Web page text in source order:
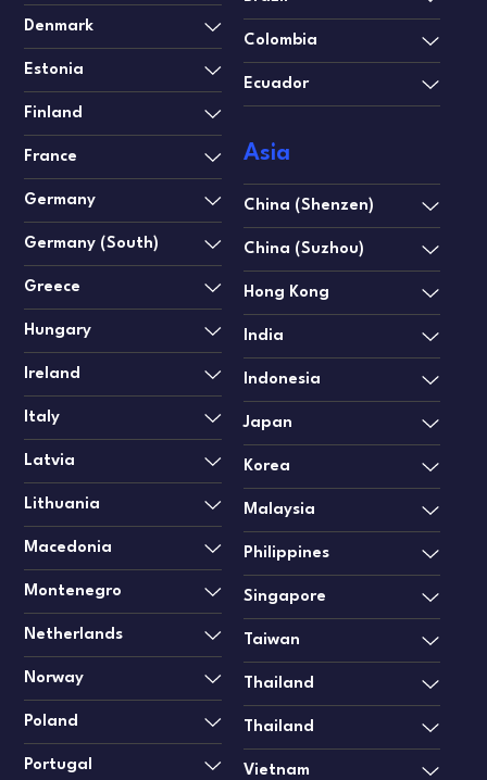
Denmark
Estonia
Finland
France
Germany
Germany (South)
Greece
Hungary
Ireland
Italy
Latvia
Lithuania
Macedonia
Montenegro
Netherlands
Norway
Poland
Portugal
Colombia
Ecuador
Asia
China (Shenzen)
China (Suzhou)
Hong Kong
India
Indonesia
Japan
Korea
Malaysia
Philippines
Singapore
Taiwan
Thailand
Thailand
Vietnam